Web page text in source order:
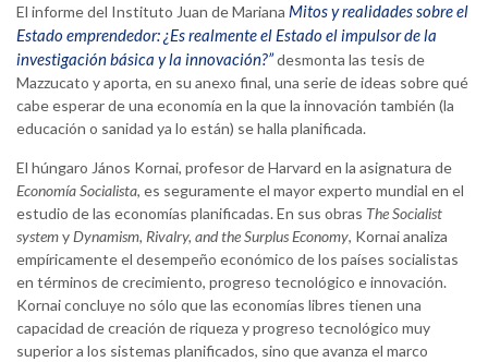
El informe del Instituto Juan de Mariana Mitos y realidades sobre el
Estado emprendedor: ¿Es realmente el Estado el impulsor de la
investigación básica y la innovación?”desmonta las tesis de
Mazzucato y aporta, en su anexo final, una serie de ideas sobre qué
cabe esperar de una economía en la que la innovación también (la
educación o sanidad ya lo están) se halla planificada.
El húngaro János Kornai, profesor de Harvard en la asignatura de
Economía Socialista, es seguramente el mayor experto mundial en el
estudio de las economías planificadas. En sus obras The Socialist
systemyDynamism, Rivalry, and the Surplus Economy, Kornai analiza
empíricamente el desempeño económico de los países socialistas
en términos de crecimiento, progreso tecnológico e innovación.
Kornai concluye no sólo que las economías libres tienen una
capacidad de creación de riqueza y progreso tecnológico muy
superior a los sistemas planificados, sino que avanza el marco